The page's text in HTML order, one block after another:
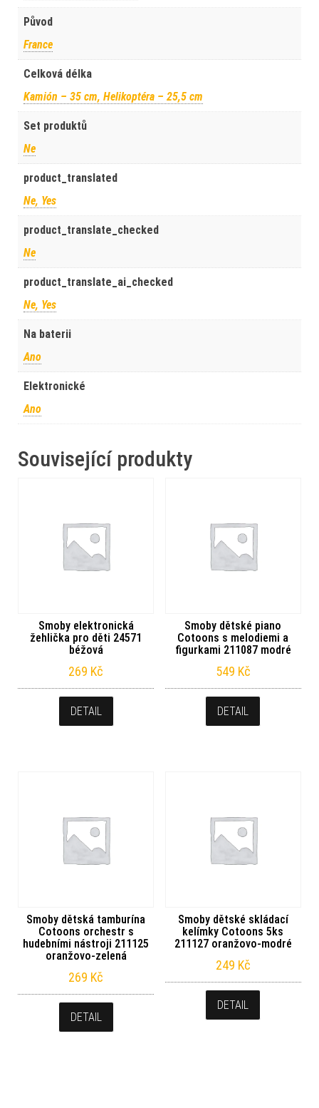
Původ
France
Celková délka
Kamión – 35 cm, Helikoptéra – 25,5 cm
Set produktů
Ne
product_translated
Ne, Yes
product_translate_checked
Ne
product_translate_ai_checked
Ne, Yes
Na baterii
Ano
Elektronické
Ano
Související produkty
Smoby elektronická
žehlička pro děti 24571
béžová
269 Kč
DETAIL
Smoby dětské piano
Cotoons s melodiemi a
figurkami 211087 modré
549 Kč
DETAIL
Smoby dětská tamburína
Cotoons orchestr s
hudebními nástroji 211125
oranžovo-zelená
269 Kč
DETAIL
Smoby dětské skládací
kelímky Cotoons 5ks
211127 oranžovo-modré
249 Kč
DETAIL